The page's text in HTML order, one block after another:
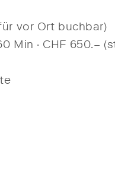
vor Ort buchbar)
Min · CHF 650.–